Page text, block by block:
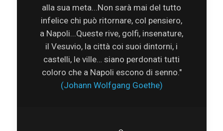
alla sua meta...Non sarà mai del tutto
infelice chi può ritornare, col pensiero,
a Napoli...Queste rive, golfi, insenature,
il Vesuvio, la città coi suoi dintorni, i
castelli, le ville… siano perdonati tutti
coloro che a Napoli escono di senno."
(Johann Wolfgang Goethe)